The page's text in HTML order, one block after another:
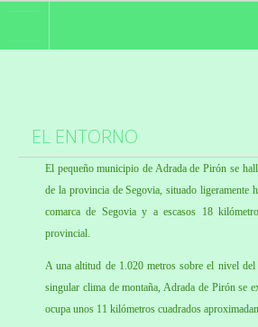
EL ENTORNO
El pequeño municipio de Adrada de Pirón se
de la provincia de Segovia, situado ligeramente
comarca de Segovia y a escasos 18
provincial.
A una altitud de 1.020 metros sobre el nivel
singular clima de montaña, Adrada de Pirón se
ocupa unos 11 kilómetros cuadrados